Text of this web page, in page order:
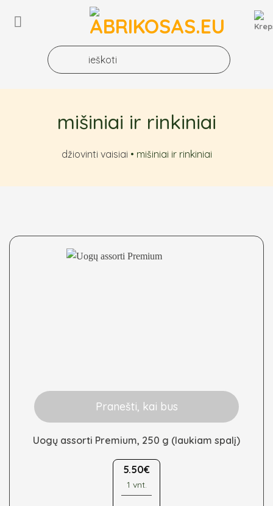
mišiniai ir rinkiniai
džiovinti vaisiai • mišiniai ir rinkiniai
Pranešti, kai bus
Uogų assorti Premium, 250 g (laukiam spalį)
5.50€
1 vnt.